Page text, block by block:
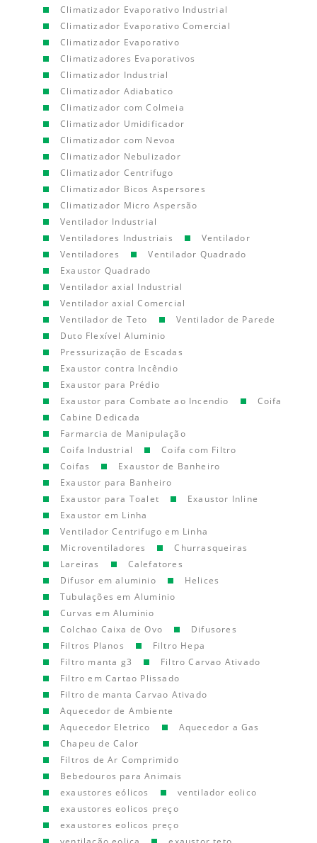
Climatizador Evaporativo Industrial
Climatizador Evaporativo Comercial
Climatizador Evaporativo
Climatizadores Evaporativos
Climatizador Industrial
Climatizador Adiabatico
Climatizador com Colmeia
Climatizador Umidificador
Climatizador com Nevoa
Climatizador Nebulizador
Climatizador Centrifugo
Climatizador Bicos Aspersores
Climatizador Micro Aspersão
Ventilador Industrial
Ventiladores Industriais
Ventilador
Ventiladores
Ventilador Quadrado
Exaustor Quadrado
Ventilador axial Industrial
Ventilador axial Comercial
Ventilador de Teto
Ventilador de Parede
Duto Flexível Aluminio
Pressurização de Escadas
Exaustor contra Incêndio
Exaustor para Prédio
Exaustor para Combate ao Incendio
Coifa
Cabine Dedicada
Farmarcia de Manipulação
Coifa Industrial
Coifa com Filtro
Coifas
Exaustor de Banheiro
Exaustor para Banheiro
Exaustor para Toalet
Exaustor Inline
Exaustor em Linha
Ventilador Centrifugo em Linha
Microventiladores
Churrasqueiras
Lareiras
Calefatores
Difusor em aluminio
Helices
Tubulações em Aluminio
Curvas em Aluminio
Colchao Caixa de Ovo
Difusores
Filtros Planos
Filtro Hepa
Filtro manta g3
Filtro Carvao Ativado
Filtro em Cartao Plissado
Filtro de manta Carvao Ativado
Aquecedor de Ambiente
Aquecedor Eletrico
Aquecedor a Gas
Chapeu de Calor
Filtros de Ar Comprimido
Bebedouros para Animais
exaustores eólicos
ventilador eolico
exaustores eolicos preço
exaustores eolicos preço